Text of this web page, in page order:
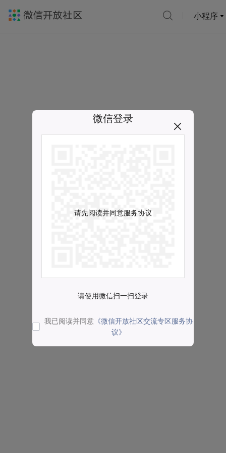
小程序
微信登录
请先阅读并同意服务协议
请使用微信扫一扫登录
我已阅读并同意 《微信开放社区交流专区服务协
议》